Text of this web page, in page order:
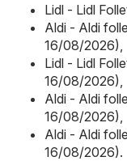
Lidl - Lidl
Aldi - Aldi
16/08/2026)
Lidl - Lidl
16/08/2026)
Aldi - Aldi
16/08/2026)
Aldi - Aldi
16/08/2026).